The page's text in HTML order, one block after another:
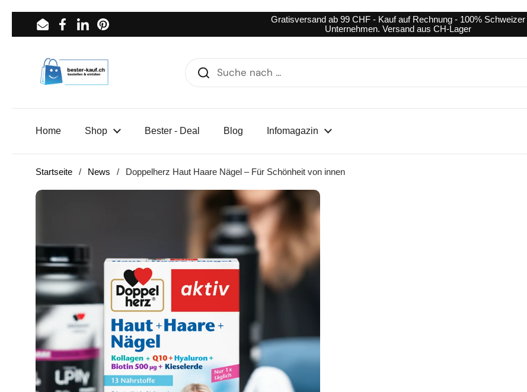
Zum Inhalt springen
EmailFacebook
LinkedInPinterest
Gratisversand ab 99 CHF - Kauf auf Rechnung - 100% Schweizer
Unternehmen. Versand aus CH-Lager
Home Shop Bester - Deal Blog Infomagazin
Startseite / News / Doppelherz Haut Haare Nägel – Für Schönheit von innen